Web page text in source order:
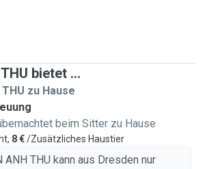
bietet ...
THU zu Hause
beim Sitter zu Hause
8 €/Zusätzliches Haustier
ANH THU kann aus Dresden nur